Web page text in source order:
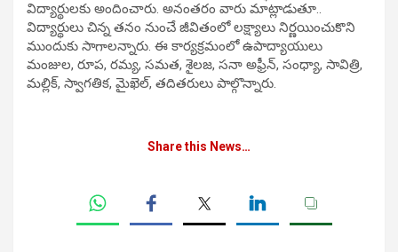
విద్యార్థులకు అందించారు. అనంతరం వారు మాట్లాడుతూ..
విద్యార్థులు చిన్న తనం నుంచే జీవితంలో లక్ష్యాలు నిర్ణయించుకొని
ముందుకు సాగాలన్నారు. ఈ కార్యక్రమంలో ఉపాద్యాయులు
మంజుల, రూప, రమ్య, సమత, శైలజ, సనా అఫ్రీన్, సంధ్యా, సావిత్రి,
మల్లిక్, స్వాగతిక, మైఖెల్, తదితరులు పాల్గొన్నారు.
Share this News…